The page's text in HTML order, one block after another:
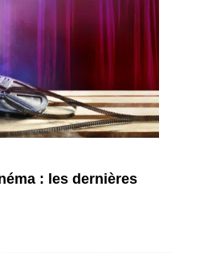
: les dernières